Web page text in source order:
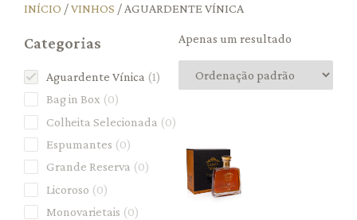
INÍCIO /VINHOS / AGUARDENTE VÍNICA
Categorias
Aguardente Vínica
1
Bag in Box
0
Colheita Selecionada
0
Espumantes
0
Grande Reserva
0
Licoroso
0
Monovarietais
0
Apenas um resultado